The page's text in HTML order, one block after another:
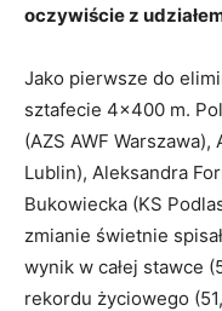
oczywiście z
Jako pierwsze do
sztafecie 4×400 m.
(AZS AWF
Lublin), Aleksandra
Bukowiecka (KS
zmianie świetnie
wynik w całej stawce
rekordu życiowego